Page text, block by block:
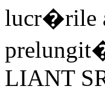
lucr�rile
LIANT